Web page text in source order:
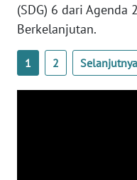
(SDG) 6 dari Agenda
Berkelanjutan.
1 2 Selanjutnya
WN